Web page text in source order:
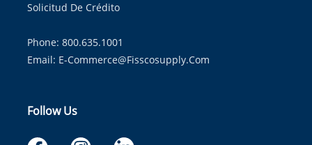
Solicitud De Crédito
Phone: 800.635.1001
Email: E-Commerce@fisscosupply.com
Follow Us